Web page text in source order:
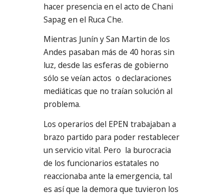
hacer presencia en el acto de Chani
Sapag en el Ruca Che.
Mientras Junín y San Martin de los
Andes pasaban más de 40 horas sin
luz, desde las esferas de gobierno
sólo se veían actos o declaraciones
mediáticas que no traían solución al
problema.
Los operarios del EPEN trabajaban a
brazo partido para poder restablecer
un servicio vital. Pero la burocracia
de los funcionarios estatales no
reaccionaba ante la emergencia, tal
es así que la demora que tuvieron los